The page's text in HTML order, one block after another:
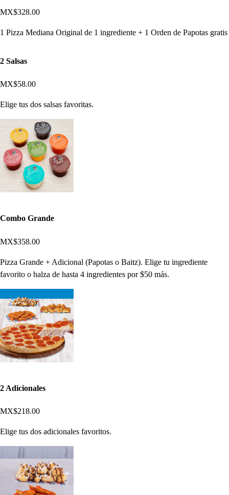
MX$328.00
1 Pizza Mediana Original de 1 ingrediente + 1 Orden de Papotas gratis
2 Salsas
MX$58.00
Elige tus dos salsas favoritas.
Combo Grande
MX$358.00
Pizza Grande + Adicional (Papotas o Baitz). Elige tu ingrediente
favorito o halza de hasta 4 ingredientes por $50 más.
2 Adicionales
MX$218.00
Elige tus dos adicionales favoritos.